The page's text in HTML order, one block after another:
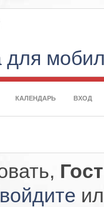
для
КАЛЕНДАРЬ ВХОД
войдите